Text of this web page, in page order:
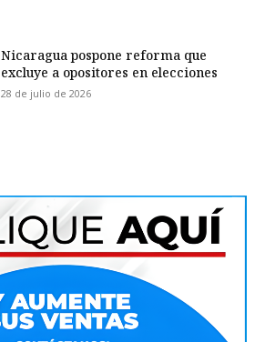
Nicaragua pospone reforma que
excluye a opositores en elecciones
28 de julio de 2026